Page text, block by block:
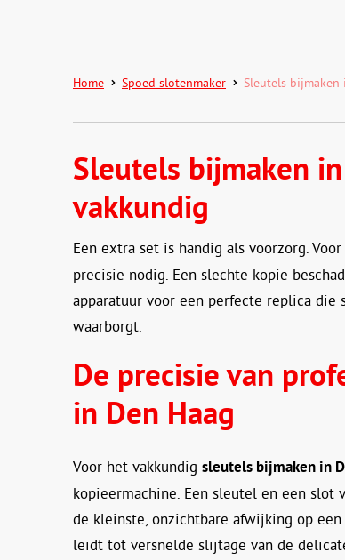
Home Spoed slotenmaker Sleutels bijmaken
Sleutels bijmaken
vakkundig
Een extra set is handig als voorzorg.
precisie nodig. Een slechte kopie
apparatuur voor een perfecte replica
waarborgt.
De precisie van
in Den Haag
Voor het vakkundig sleutels bijmaken in
kopieermachine. Een sleutel en een slot
de kleinste, onzichtbare afwijking op
leidt tot versnelde slijtage van de